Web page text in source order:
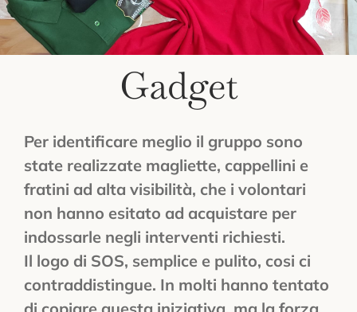
Link Utili e Moduli
Contatti
Gadget
Per identificare meglio il gruppo sono
state realizzate magliette, cappellini e
fratini ad alta visibilità, che i volontari
non hanno esitato ad acquistare per
indossarle negli interventi richiesti.
Il logo di SOS, semplice e pulito, cosi ci
contraddistingue. In molti hanno tentato